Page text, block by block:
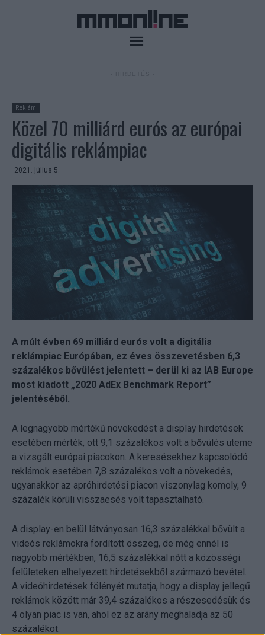
Reklám
Közel 70 milliárd eurós az európai
digitális reklámpiac
2021. július 5.
A múlt évben 69 milliárd eurós volt a digitális
reklámpiac Európában, ez éves összevetésben 6,3
százalékos bővülést jelentett – derül ki az IAB Europe
most kiadott „2020 AdEx Benchmark Report”
jelentéséből.
A legnagyobb mértékű növekedést a display hirdetések
esetében mérték, ott 9,1 százalékos volt a bővülés üteme
a vizsgált európai piacokon. A keresésekhez kapcsolódó
reklámok esetében 7,8 százalékos volt a növekedés,
ugyanakkor az apróhirdetési piacon viszonylag komoly, 9
százalék körüli visszaesés volt tapasztalható.
A display-en belül látványosan 16,3 százalékkal bővült a
videós reklámokra fordított összeg, de még ennél is
nagyobb mértékben, 16,5 százalékkal nőtt a közösségi
felületeken elhelyezett hirdetésekből származó bevétel.
A videóhirdetések fölényét mutatja, hogy a display jellegű
reklámok között már 39,4 százalékos a részesedésük és
4 olyan piac is van, ahol ez az arány meghaladja az 50
százalékot.